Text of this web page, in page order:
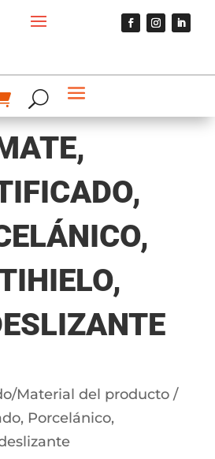
Material del producto /
Porcelánico,